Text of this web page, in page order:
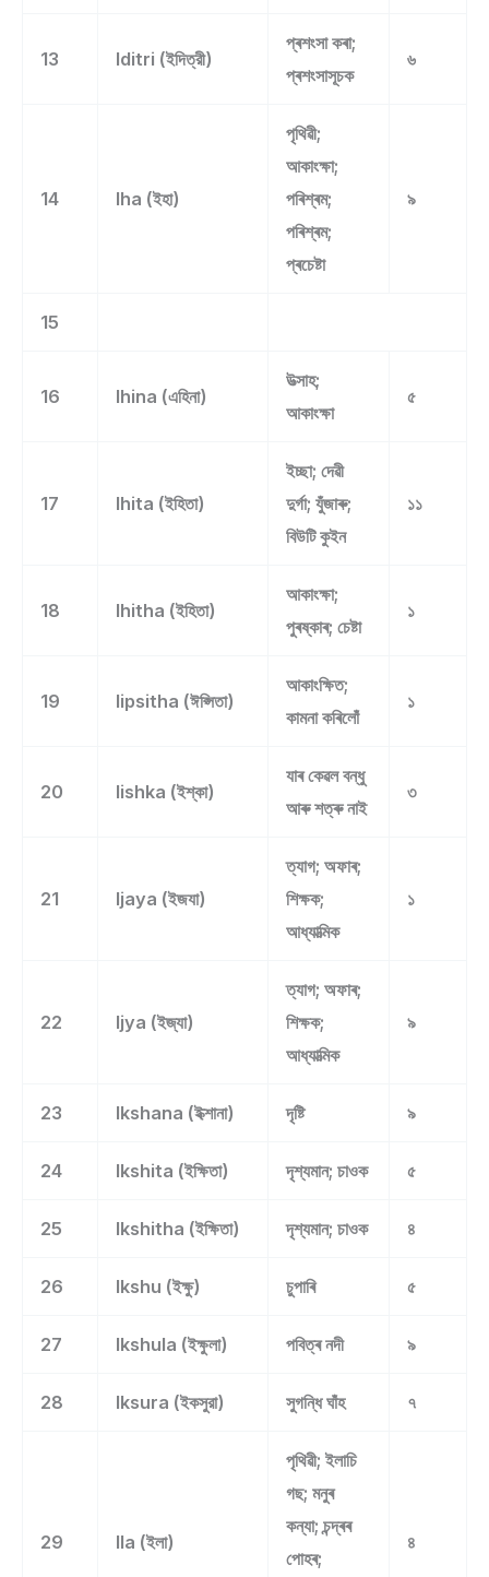
13 Iditri (ইদিত্রী)
প্ৰশংসা কৰা;
প্ৰশংসাসূচক
৬
14 Iha (ইহা)
পৃথিৱী;
আকাংক্ষা;
পৰিশ্ৰম;
পৰিশ্ৰম;
প্ৰচেষ্টা
৯
15
16 Ihina (এহিনা)
উত্‍সাহ;
আকাংক্ষা
৫
17 Ihita (ইহিতা)
ইচ্ছা; দেৱী
দুৰ্গা; যুঁজাৰু;
বিউটি কুইন
১১
18 Ihitha (ইহিতা)
আকাংক্ষা;
পুৰষ্কাৰ; চেষ্টা
১
19 Iipsitha (ঈপ্সিতা)
আকাংক্ষিত;
কামনা কৰিলোঁ
১
20 Iishka (ইশ্কা)
যাৰ কেৱল বন্ধু
আৰু শত্ৰু নাই
৩
21 Ijaya (ইজযা)
ত্যাগ; অফাৰ;
শিক্ষক;
আধ্যাত্মিক
১
22 Ijya (ইজ্যা)
ত্যাগ; অফাৰ;
শিক্ষক;
আধ্যাত্মিক
৯
23 Ikshana (ইক্শানা) দৃষ্টি ৯
24 Ikshita (ইক্ষিতা) দৃশ্যমান; চাওক ৫
25 Ikshitha (ইক্ষিতা) দৃশ্যমান; চাওক ৪
26 Ikshu (ইক্ষু) চুপাৰি ৫
27 Ikshula (ইক্ষুলা) পবিত্ৰ নদী ৯
28 Iksura (ইকসুরা) সুগন্ধি ঘাঁহ ৭
29 Ila (ইলা)
পৃথিৱী; ইলাচি
গছ; মনুৰ
কন্যা; চন্দ্ৰৰ
পোহৰ;
৪